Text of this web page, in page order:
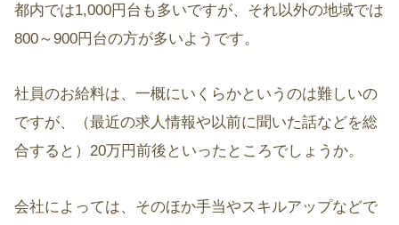
都内では1,000円台も多いですが、それ以外の地域では
800～900円台の方が多いようです。
社員のお給料は、一概にいくらかというのは難しいの
ですが、（最近の求人情報や以前に聞いた話などを総
合すると）20万円前後といったところでしょうか。
会社によっては、そのほか手当やスキルアップなどで